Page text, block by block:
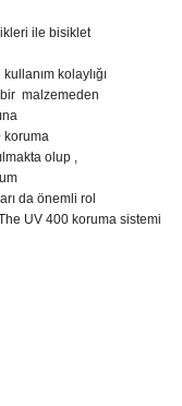
ile bisiklet
kolaylığı
malzemeden
koruma
olup ,
da önemli rol
UV 400 koruma sistemi